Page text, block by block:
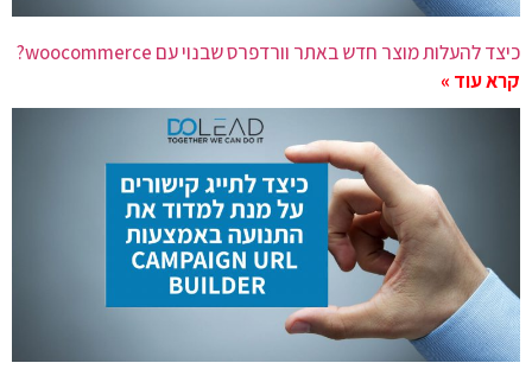
כיצד להעלות מוצר חדש באתר וורדפרס שבנוי עם woocommerce?
קרא עוד »